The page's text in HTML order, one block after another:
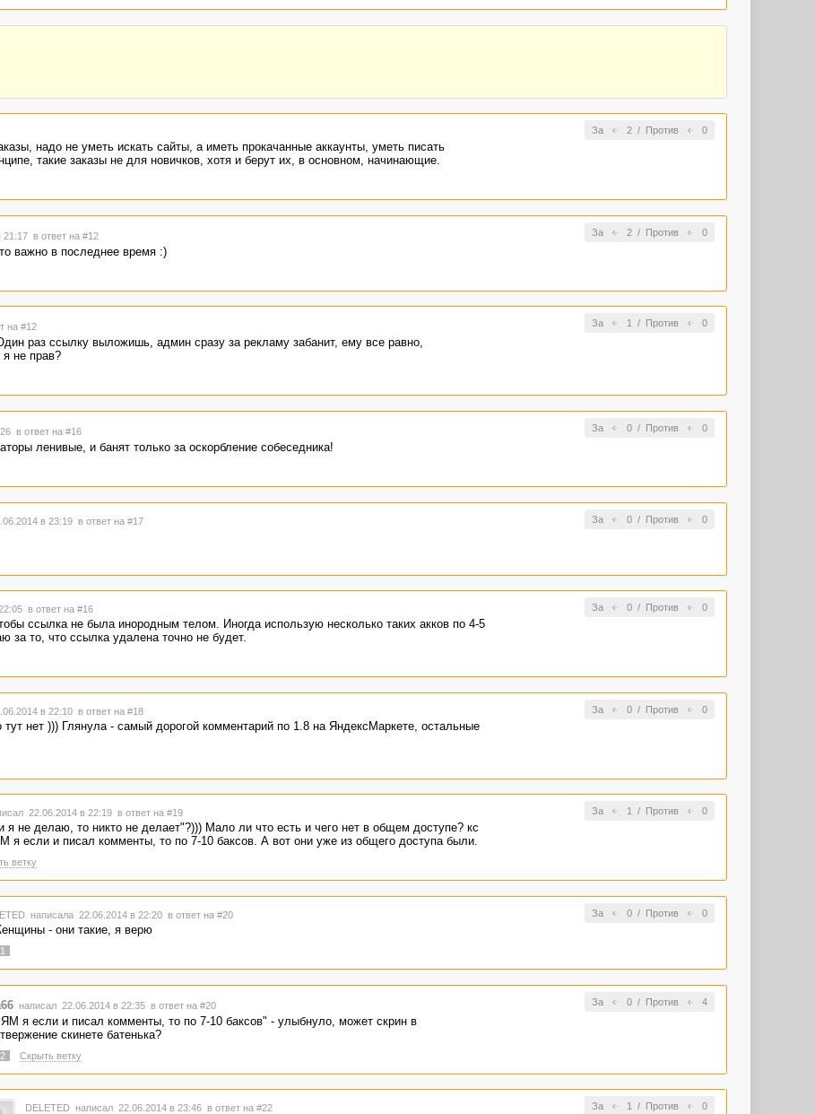
За 2/ Против 0
надо не уметь искать сайты, а иметь прокачанные аккаунты, уметь писать
такие заказы не для новичков, хотя и берут их, в основном, начинающие.
За 2/ Против 0
21:17 в ответ на #12
важно в последнее время :)
За 1 / Против 0
на #12
раз ссылку выложишь, админ сразу за рекламу забанит, ему все равно,
не прав?
За 0/ Против 0
в ответ на #16
ленивые, и банят только за оскорбление собеседника!
За 0/ Против 0
в 23:19 в ответ на #17
За 0/ Против 0
в ответ на #16
ссылка не была инородным телом. Иногда использую несколько таких акков по 4-5
за то, что ссылка удалена точно не будет.
За 0/ Против 0
в 22:10 в ответ на #18
тут нет ))) Глянула - самый дорогой комментарий по 1.8 на ЯндексМаркете, остальные
За 1 / Против 0
22.06.2014 в 22:19 в ответ на #19
я не делаю, то никто не делает"?))) Мало ли что есть и чего нет в общем доступе? кс
я если и писал комменты, то по 7-10 баксов. А вот они уже из общего доступа были.
ветку
За 0/ Против 0
написала 22.06.2014 в 22:20 в ответ на #20
- они такие, я верю
За 0/ Против 4
написал 22.06.2014 в 22:35 в ответ на #20
я если и писал комменты, то по 7-10 баксов" - улыбнуло, может скрин в
скинете батенька?
Скрыть ветку
За 1 / Против 0
DELETED написал 22.06.2014 в 23:46 в ответ на #22